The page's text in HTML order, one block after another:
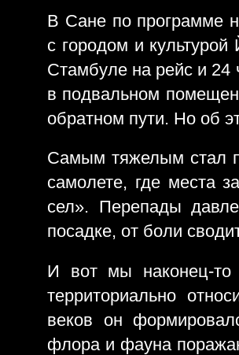
В Сане по программе
с городом и
Стамбуле на рейс и 24
в подвальном
обратном пути. Но об
Самым тяжелым стал
самолете, где места
сел». Перепады
посадке, от боли
И вот мы наконец-то
территориально
веков он
флора и фауна